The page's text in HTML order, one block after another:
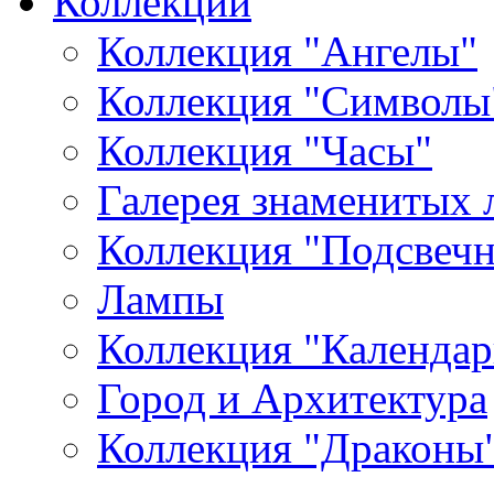
Коллекция "Ангелы"
Коллекция
Коллекция "Часы"
Галерея знаменитых
Коллекция
Лампы
Коллекция
Город и Архитектура
Коллекция